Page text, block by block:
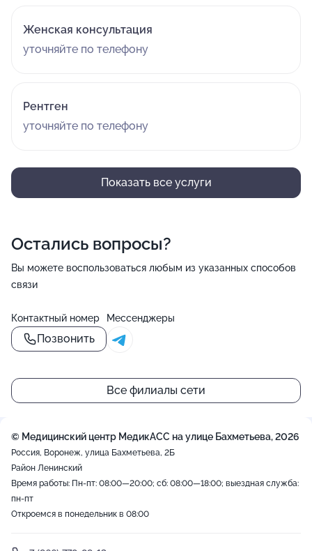
Женская консультация
уточняйте по телефону
Рентген
уточняйте по телефону
Показать все услуги
Остались вопросы?
Вы можете воспользоваться любым из указанных способов
связи
Контактный номер
Позвонить
Мессенджеры
Все филиалы сети
© Медицинский центр МедикАСС на улице Бахметьева, 2026
Россия, Воронеж, улица Бахметьева, 2Б
Район Ленинский
Время работы: Пн-пт: 08:00—20:00; сб: 08:00—18:00; выездная служба:
пн-пт
Откроемся в понедельник в 08:00